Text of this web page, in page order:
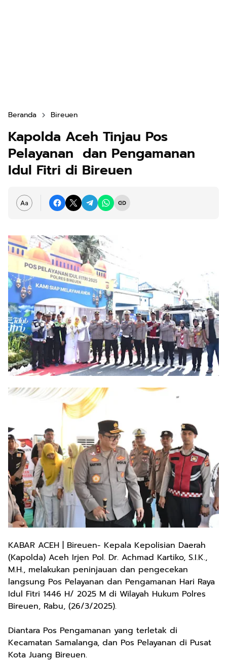
Beranda Bireuen
Kapolda Aceh Tinjau Pos
Pelayanan dan Pengamanan
Idul Fitri di Bireuen
KABAR ACEH | Bireuen- Kepala Kepolisian Daerah
(Kapolda) Aceh Irjen Pol. Dr. Achmad Kartiko, S.I.K.,
M.H., melakukan peninjauan dan pengecekan
langsung Pos Pelayanan dan Pengamanan Hari Raya
Idul Fitri 1446 H/ 2025 M di Wilayah Hukum Polres
Bireuen, Rabu, (26/3/2025).
Diantara Pos Pengamanan yang terletak di
Kecamatan Samalanga, dan Pos Pelayanan di Pusat
Kota Juang Bireuen.